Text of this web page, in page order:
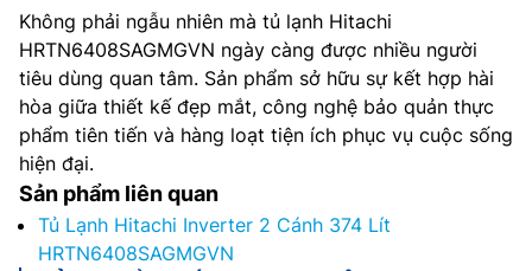
Không phải ngẫu nhiên mà tủ lạnh Hitachi
HRTN6408SAGMGVN ngày càng được nhiều người
tiêu dùng quan tâm. Sản phẩm sở hữu sự kết hợp hài
hòa giữa thiết kế đẹp mắt, công nghệ bảo quản thực
phẩm tiên tiến và hàng loạt tiện ích phục vụ cuộc sống
hiện đại.
Sản phẩm liên quan
Tủ Lạnh Hitachi Inverter 2 Cánh 374 Lít
HRTN6408SAGMGVN